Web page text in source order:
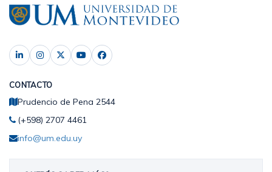
CONTACTO
Prudencio de Pena 2544
(+598) 2707 4461
info@um.edu.uy